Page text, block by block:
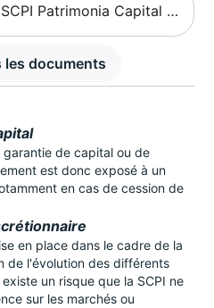
Patrimonia Capital &
les documents
garantie de capital ou de
est donc exposé à un
en cas de cession de
en place dans le cadre de la
de l'évolution des différents
un risque que la SCPI ne
sur les marchés ou